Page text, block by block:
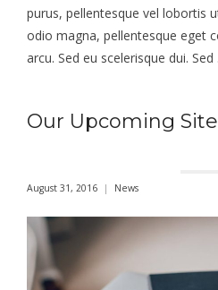
purus, pellentesque vel lobortis
odio magna, pellentesque eget
arcu. Sed eu scelerisque dui.
Our Upcoming
August 31, 2016 News